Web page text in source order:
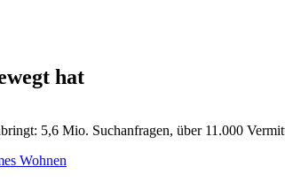
hat
5,6 Mio. Suchanfragen, über 11.000